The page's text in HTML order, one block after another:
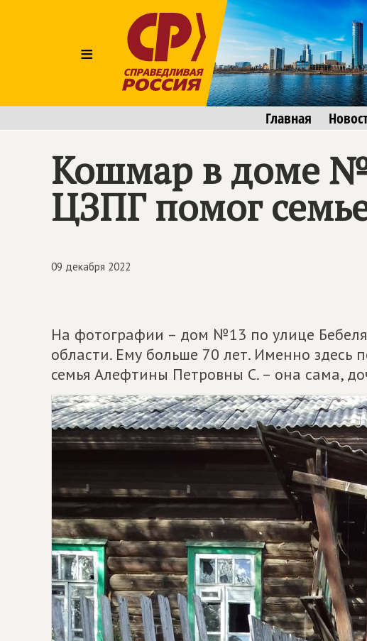
≡
Главная
Кошмар в доме
ЦЗПГ помог
09 декабря 2022
На фотографии – дом №13 по улице Бебеля
области. Ему больше 70 лет. Именно здесь
семья Алефтины Петровны С. – она сама,